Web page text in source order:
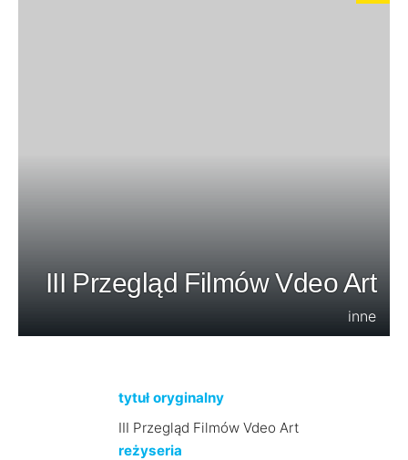
III Przegląd Filmów Vdeo Art
inne
tytuł oryginalny
III Przegląd Filmów Vdeo Art
reżyseria